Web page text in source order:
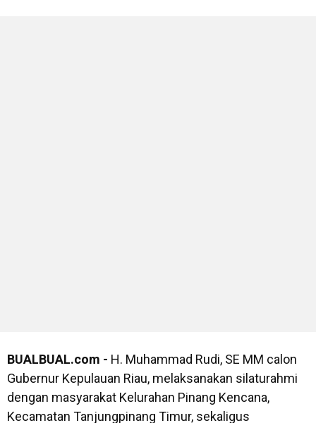
BUALBUAL.com - H. Muhammad Rudi, SE MM calon
Gubernur Kepulauan Riau, melaksanakan silaturahmi
dengan masyarakat Kelurahan Pinang Kencana,
Kecamatan Tanjungpinang Timur, sekaligus